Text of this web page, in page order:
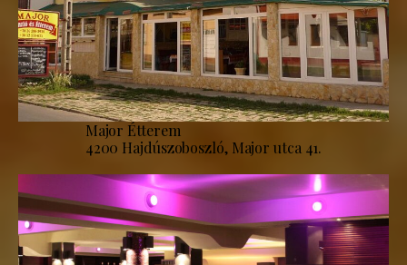
Major Étterem
4200 Hajdúszoboszló, Major utca 41.